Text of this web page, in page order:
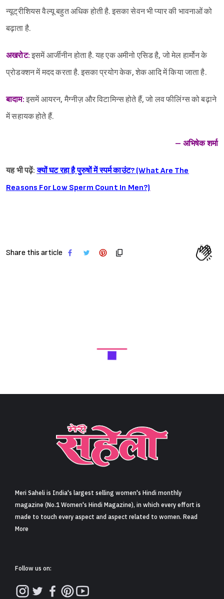
न्यूट्रीशियस वैल्यू बहुत अधिक होती है. इसका सेवन भी प्यार की भावनाओं को
बढ़ाता है.
अखरोट: इसमें आर्जीनीन होता है. यह एक अमीनो एसिड है, जो मेल हार्मोन के
प्रोडक्शन में मदद करता है. इसका प्रयोग केक, शेक आदि में किया जाता है.
बादाम: इसमें आयरन, मैग्नीज़ और विटामिन्स होते हैं, जो लव फीलिंग्स को बढ़ाने
में सहायक होते हैं.
– अभिषेक शर्मा
यह भी पढ़ें:क्यों घट रहा है पुरुषों में स्पर्म काउंट? (What Are The
Reasons For Low Sperm Count In Men?)
Share this article
Meri Saheli is India's largest selling women's Hindi monthly
magazine (No.1 Women's Hindi Magazine), in which every effort is
made to touch every aspect and aspect related to women. Read
More
Follow us on: